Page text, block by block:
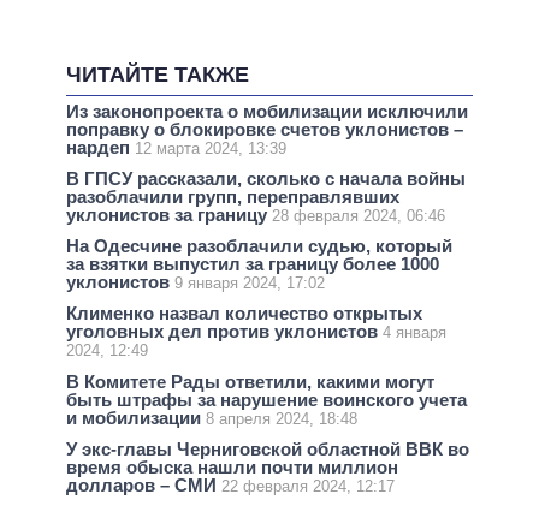
ЧИТАЙТЕ ТАКЖЕ
Из законопроекта о мобилизации исключили
поправку о блокировке счетов уклонистов –
нардеп 12 марта 2024, 13:39
В ГПСУ рассказали, сколько с начала войны
разоблачили групп, переправлявших
уклонистов за границу 28 февраля 2024, 06:46
На Одесчине разоблачили судью, который
за взятки выпустил за границу более 1000
уклонистов 9 января 2024, 17:02
Клименко назвал количество открытых
уголовных дел против уклонистов 4 января
2024, 12:49
В Комитете Рады ответили, какими могут
быть штрафы за нарушение воинского учета
и мобилизации 8 апреля 2024, 18:48
У экс-главы Черниговской областной ВВК во
время обыска нашли почти миллион
долларов – СМИ 22 февраля 2024, 12:17